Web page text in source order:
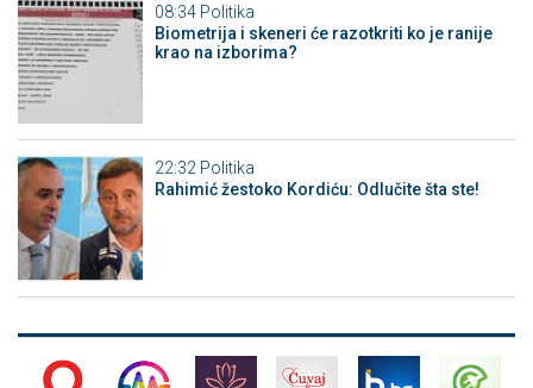
08:34 Politika
Biometrija i skeneri će razotkriti ko je ranije
krao na izborima?
22:32 Politika
Rahimić žestoko Kordiću: Odlučite šta ste!